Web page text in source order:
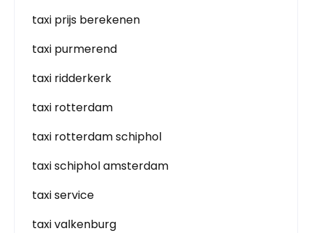
taxi prijs berekenen
taxi purmerend
taxi ridderkerk
taxi rotterdam
taxi rotterdam schiphol
taxi schiphol amsterdam
taxi service
taxi valkenburg